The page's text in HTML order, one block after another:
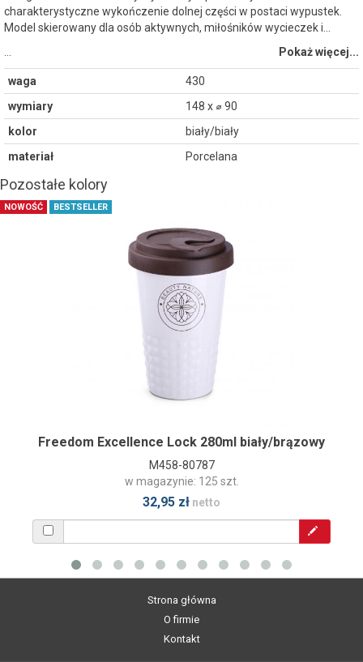
charakterystyczne wykończenie dolnej części w postaci wypustek.
Model skierowany dla osób aktywnych, miłośników wycieczek i...
Pokaż więcej...
waga
430
wymiary
148 x ⌀ 90
kolor
biały/biały
materiał
Porcelana
Pozostałe kolory
NOWOŚĆ BESTSELLER
Freedom Excellence Lock 280ml biały/brązowy
M458-80787
w magazynie: 125 szt.
32,95 zł netto
Strona główna
O firmie
Kontakt